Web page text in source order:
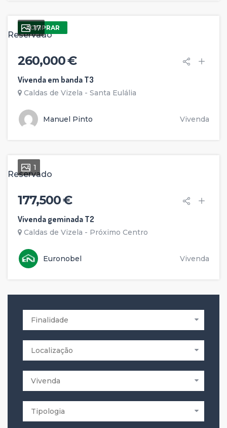
COMPRAR
Reservado
17
260,000 €
Vivenda em banda T3
Caldas de Vizela - Santa Eulália
Manuel Pinto Vivenda
Reservado
1
177,500 €
Vivenda geminada T2
Caldas de Vizela - Próximo Centro
Euronobel Vivenda